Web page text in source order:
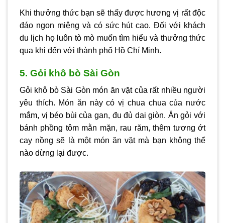
Khi thưởng thức bạn sẽ thấy được hương vị rất độc
đáo ngon miệng và có sức hút cao. Đối với khách
du lịch họ luôn tò mò muốn tìm hiểu và thưởng thức
qua khi đến với thành phố Hồ Chí Minh.
5. Gỏi khô bò Sài Gòn
Gỏi khô bò Sài Gòn món ăn vặt của rất nhiều người
yêu thích. Món ăn này có vị chua chua của nước
mắm, vị béo bùi của gan, đu đủ dai giòn. Ăn gỏi với
bánh phồng tôm mằn mặn, rau răm, thêm tương ớt
cay nồng sẽ là một món ăn vặt mà bạn không thể
nào dừng lại được.